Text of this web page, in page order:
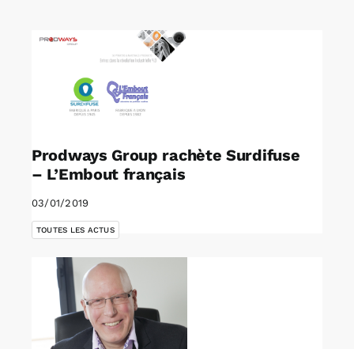
Rechercher:
Annonces emploi
Prodways Group rachète Surdifuse
– L’Embout français
03/01/2019
TOUTES LES ACTUS